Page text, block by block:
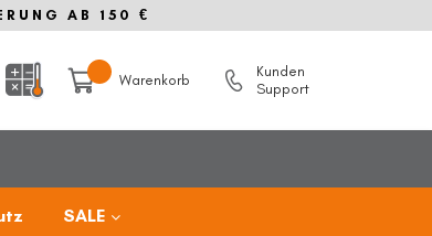
AB 150 €
Warenkorb
Kunden
Support
SALE